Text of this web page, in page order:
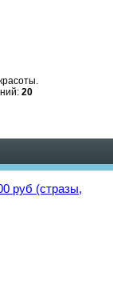
20
руб (стразы,